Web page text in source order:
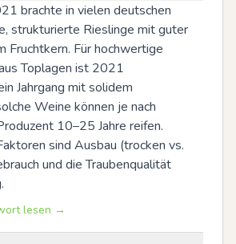
brachte in vielen deutschen
strukturierte Rieslinge mit guter
Fruchtkern. Für hochwertige
Toplagen ist 2021
Jahrgang mit solidem
Weine können je nach
10–25 Jahre reifen.
sind Ausbau (trocken vs.
und die Traubenqualität
lesen →